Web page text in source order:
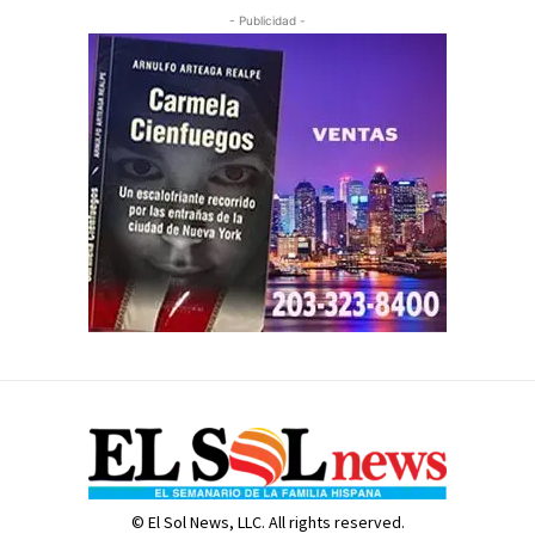
- Publicidad -
© El Sol News, LLC. All rights reserved.